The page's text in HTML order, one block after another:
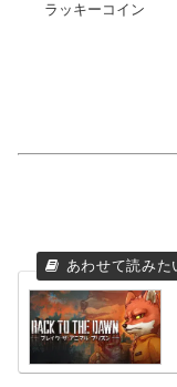
ラッキーコイン